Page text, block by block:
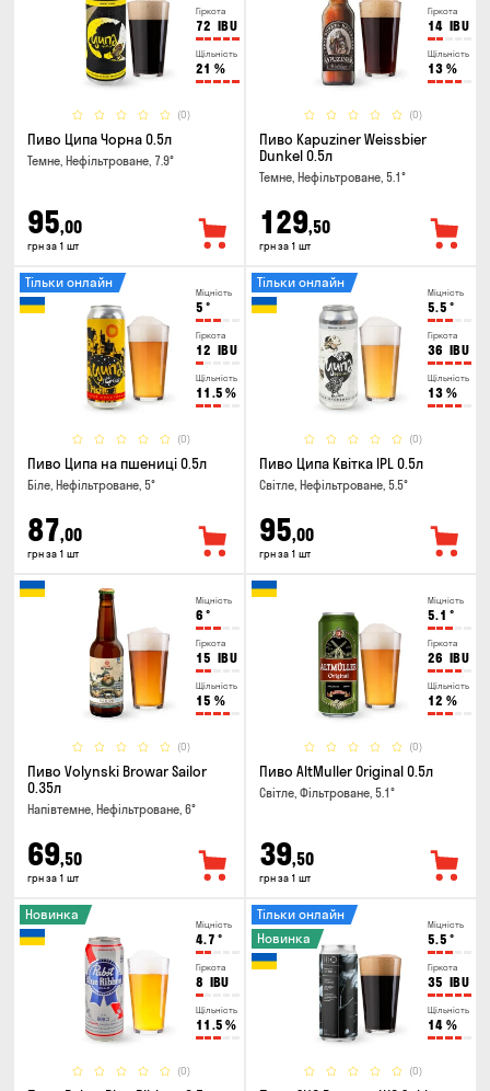
Гіркота
72 IBU
Щільність
21 %
(0)
Пиво Ципа Чорна 0.5л
Темне, Нефільтроване, 7.9°
95,00
грн за 1 шт
Гіркота
14 IBU
Щільність
13 %
(0)
Пиво Kapuziner Weissbier
Dunkel 0.5л
Темне, Нефільтроване, 5.1°
129,50
грн за 1 шт
Міцність
5 °
Гіркота
12 IBU
Щільність
11.5 %
(0)
Тільки онлайн
Пиво Ципа на пшениці 0.5л
Біле, Нефільтроване, 5°
87,00
грн за 1 шт
Міцність
5.5 °
Гіркота
36 IBU
Щільність
13 %
(0)
Тільки онлайн
Пиво Ципа Квітка IPL 0.5л
Світле, Нефільтроване, 5.5°
95,00
грн за 1 шт
Міцність
6 °
Гіркота
15 IBU
Щільність
15 %
(0)
Пиво Volynski Browar Sailor
0.35л
Напівтемне, Нефільтроване, 6°
69,50
грн за 1 шт
Міцність
5.1 °
Гіркота
26 IBU
Щільність
12 %
(0)
Пиво AltMuller Original 0.5л
Світле, Фільтроване, 5.1°
39,50
грн за 1 шт
Міцність
4.7 °
Гіркота
8 IBU
Щільність
11.5 %
(0)
Новинка
Міцність
5.5 °
Гіркота
35 IBU
Щільність
14 %
(0)
Тільки онлайн
Новинка